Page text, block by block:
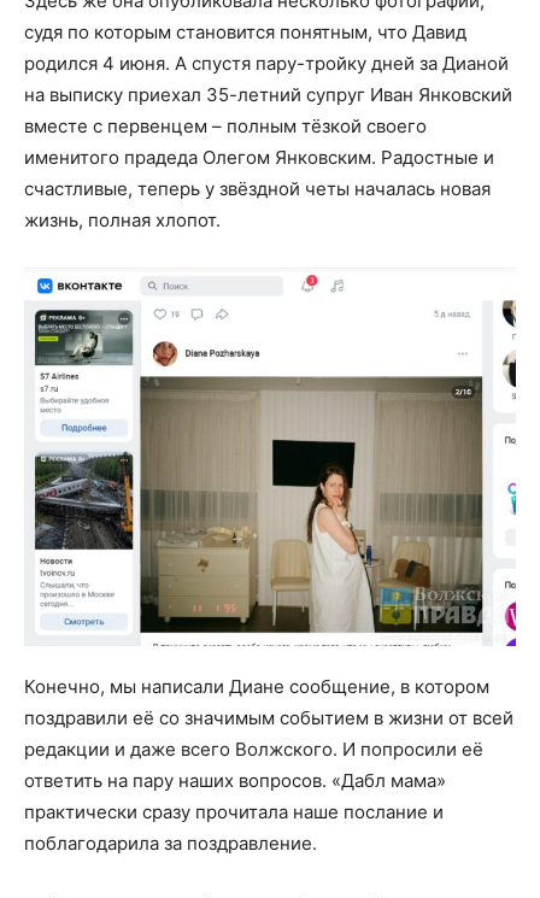
судя по которым становится понятным, что Давид
родился 4 июня. А спустя пару-тройку дней за Дианой
на выписку приехал 35-летний супруг Иван Янковский
вместе с первенцем – полным тёзкой своего
именитого прадеда Олегом Янковским. Радостные и
счастливые, теперь у звёздной четы началась новая
жизнь, полная хлопот.
Конечно, мы написали Диане сообщение, в котором
поздравили её со значимым событием в жизни от всей
редакции и даже всего Волжского. И попросили её
ответить на пару наших вопросов. «Дабл мама»
практически сразу прочитала наше послание и
поблагодарила за поздравление.